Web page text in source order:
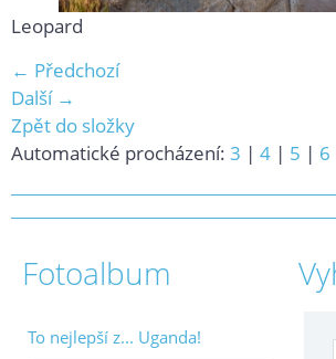
Leopard
← Předchozí
Další →
Zpět do složky
Automatické procházení: 3 | 4 | 5 | 6
Fotoalbum
To nejlepší z... Uganda!